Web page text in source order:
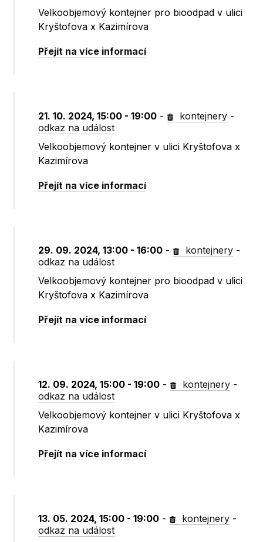
Velkoobjemový kontejner pro bioodpad v ulici
Kryštofova x Kazimírova
Přejít na více informací
21. 10. 2024, 15:00 - 19:00 - kontejnery -
odkaz na událost
Velkoobjemový kontejner v ulici Kryštofova x
Kazimírova
Přejít na více informací
29. 09. 2024, 13:00 - 16:00 - kontejnery -
odkaz na událost
Velkoobjemový kontejner pro bioodpad v ulici
Kryštofova x Kazimírova
Přejít na více informací
12. 09. 2024, 15:00 - 19:00 - kontejnery -
odkaz na událost
Velkoobjemový kontejner v ulici Kryštofova x
Kazimírova
Přejít na více informací
13. 05. 2024, 15:00 - 19:00 - kontejnery -
odkaz na událost